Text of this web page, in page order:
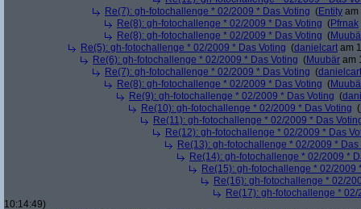
Re(7): gh-fotochallenge * 02/2009 * Das Voting (Entity am
Re(8): gh-fotochallenge * 02/2009 * Das Voting (Pfrnak
Re(8): gh-fotochallenge * 02/2009 * Das Voting (
Re(5): gh-fotochallenge * 02/2009 * Das Voting (danielcart am
Re(6): gh-fotochallenge * 02/2009 * Das Voting (Muubär am
Re(7): gh-fotochallenge * 02/2009 * Das Voting (danielcart
Re(8): gh-fotochallenge * 02/2009 * Das Voting (
Re(9): gh-fotochallenge * 02/2009 * Das Voting (
Re(10): gh-fotochallenge * 02/2009 * Das Voting (
Re(11): gh-fotochallenge * 02/2009 * Das
Re(12): gh-fotochallenge * 02/2009 * Das
Re(13): gh-fotochallenge * 02/2009 * Das
Re(14): gh-fotochallenge * 02/2009 *
Re(15): gh-fotochallenge * 02/2009
Re(16): gh-fotochallenge * 02/
Re(17): gh-fotochallenge *
10:14:49)